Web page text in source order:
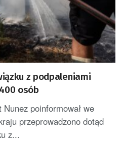
z podpaleniami
osób
poinformował we
przeprowadzono dotąd
z...